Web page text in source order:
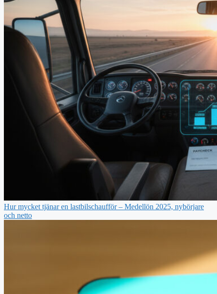
Hur mycket tjänar en lastbilschaufför – Medellön 2025, nybörjare
och netto